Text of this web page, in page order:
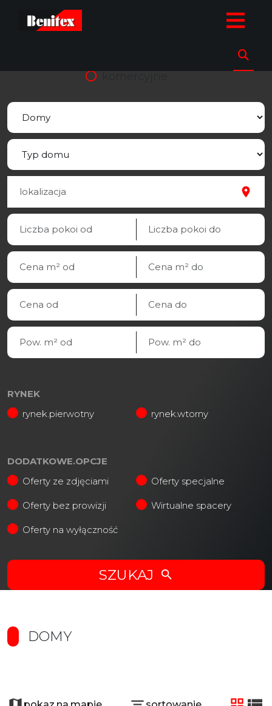
strona.glowna Oferty
RYNEK
rynek.pierwotny
rynek.wtorny
DODATKOWE.OPCJE
Oferty ze zdjęciami
Oferty specjalne
Oferty bez prowizji Wirtualne spacery
Oferty na wyłączność
SZUKAJ
DOMY